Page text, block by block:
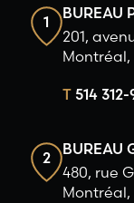
1
BUREAU
201,
Montréal,
T514
2
BUREAU
480, rue
Montréal,